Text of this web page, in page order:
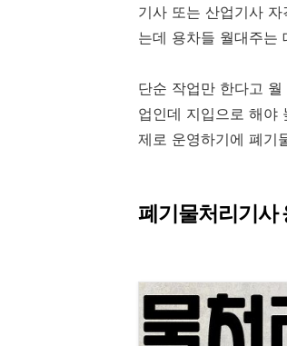
기사 또는 산업기사
는데 용차들 월대주는
단순 작업만 한다고
업인데 지입으로 해야
제로 운영하기에 폐기
폐기물처리기사